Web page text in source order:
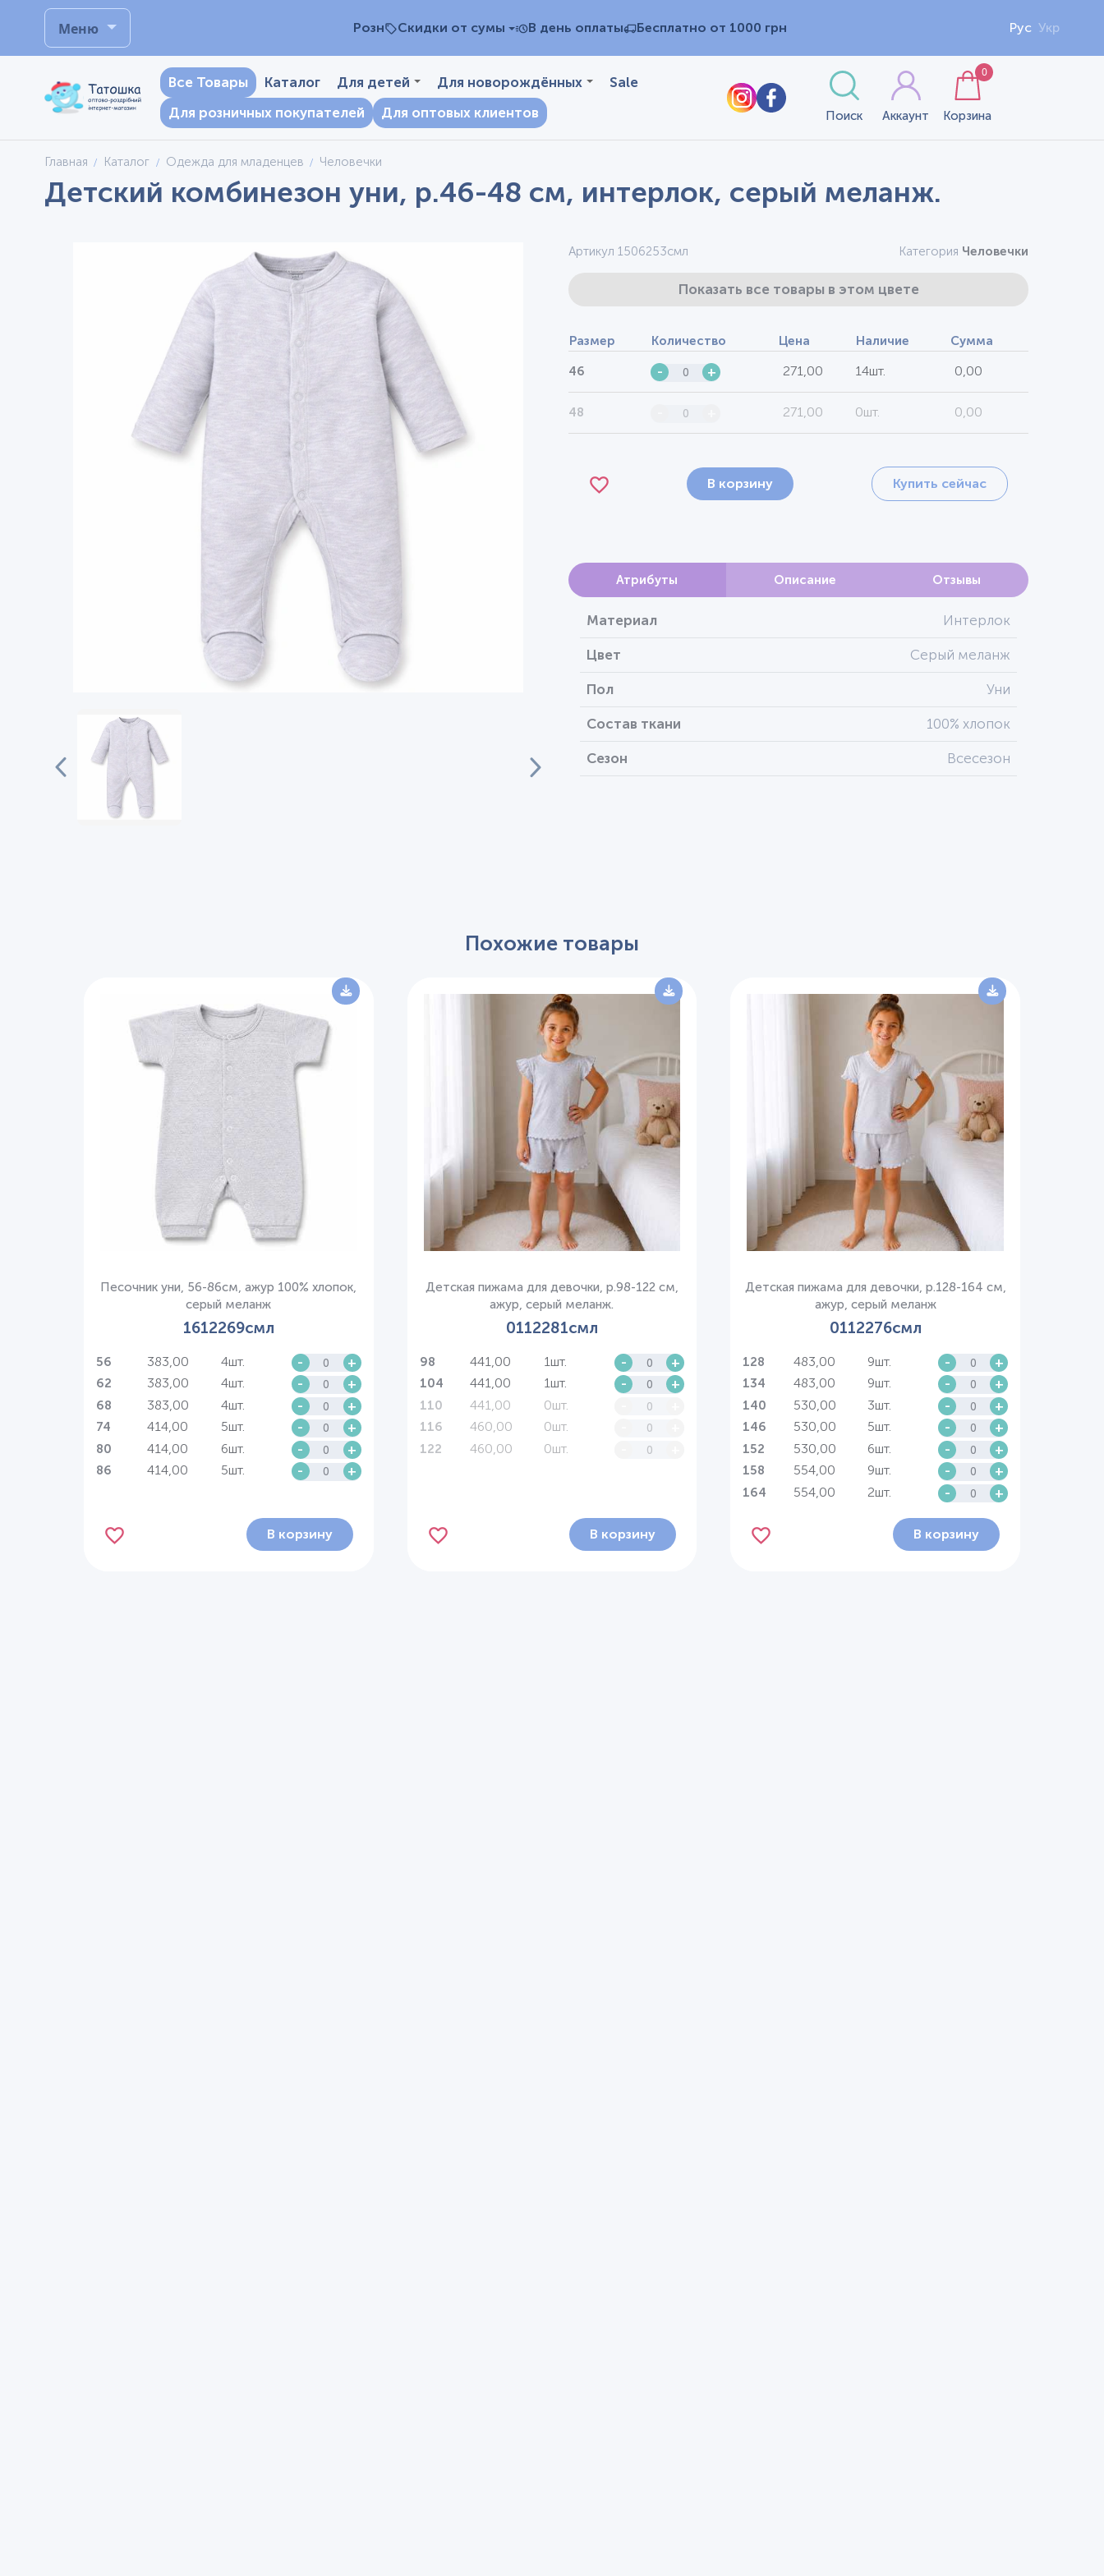
Меню Розн Скидки от сумы В день оплаты Бесплатно от 1000 грн Рус Укр
Все Товары Каталог Для детей Для новорождённых
Sale
Для розничных покупателей
Для оптовых клиентов Поиск Аккаунт Корзина
0
Главная Каталог Одежда для младенцев Человечки
Детский комбинезон уни, р.46-48 см, интерлок, серый меланж.
Артикул 1506253смл Категория Человечки
Показать все товары в этом цвете
Размер Количество Цена Наличие Сумма
46 - + 271,00 14шт. 0,00
48 271,00 0шт. 0,00
В корзину Купить сейчас
Атрибуты Описание Отзывы
Материал Интерлок
Цвет Серый меланж
Пол Уни
Состав ткани 100% хлопок
Сезон Всесезон
Похожие товары
Песочник уни, 56-86см, ажур 100% хлопок,
серый меланж
1612269смл
56 383,00 4шт. - +
62 383,00 4шт. - +
68 383,00 4шт. - +
74 414,00 5шт. - +
80 414,00 6шт. - +
86 414,00 5шт. - +
В корзину
Детская пижама для девочки, р.98-122 см,
ажур, серый меланж.
0112281смл
98 441,00 1шт. - +
104 441,00 1шт. - +
110 441,00 0шт.
116 460,00 0шт.
122 460,00 0шт.
В корзину
Детская пижама для девочки, р.128-164 см,
ажур, серый меланж
0112276смл
128 483,00 9шт. - +
134 483,00 9шт. - +
140 530,00 3шт. - +
146 530,00 5шт. - +
152 530,00 6шт. - +
158 554,00 9шт. - +
164 554,00 2шт. - +
В корзину